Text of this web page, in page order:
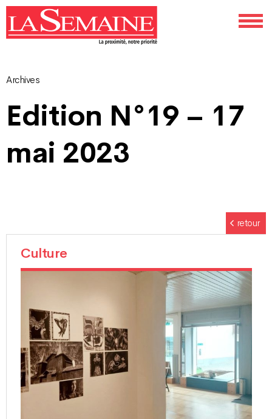
Archives
Edition N°19 – 17
mai 2023
retour
Culture
Navigation
des
articles